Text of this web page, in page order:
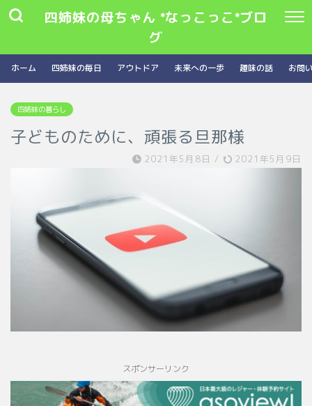
四姉妹の母ちゃん *なっこっこ*ブロ
グ
ホーム 四姉妹の毎日 アウトドア 未来への一歩 趣味の話 お問
四姉妹の暮らし
子どものために、頑張る旦那様
2021年5月8日 / 2021年5月9日
スポンサーリンク